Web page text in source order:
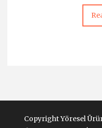
Copyright Yöresel